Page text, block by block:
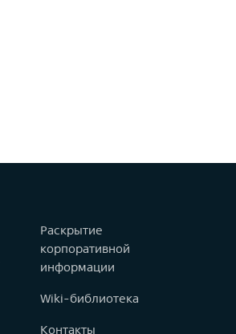
Раскрытие
корпоративной
информации
Wiki-библиотека
Контакты